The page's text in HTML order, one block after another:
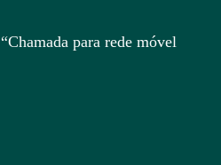
“Chamada para rede móvel